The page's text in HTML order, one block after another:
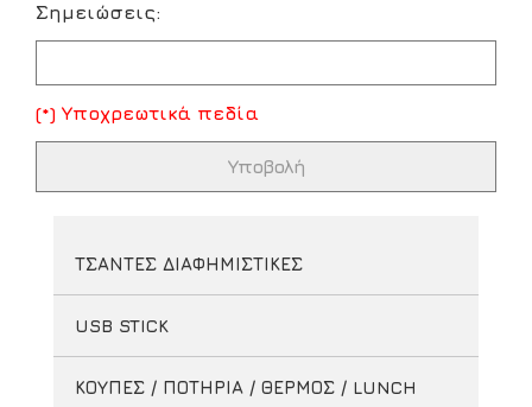
Σημειώσεις:
(*) Υποχρεωτικά πεδία
ΤΣΑΝΤΕΣ ΔΙΑΦΗΜΙΣΤΙΚΕΣ
USB STICK
ΚΟΥΠΕΣ / ΠΟΤΗΡΙΑ / ΘΕΡΜΟΣ / LUNCH